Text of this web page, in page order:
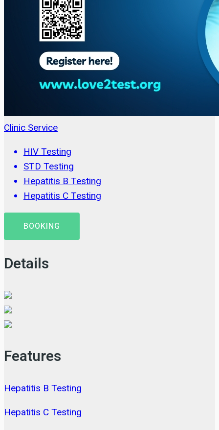
Clinic Service
HIV Testing
STD Testing
Hepatitis B Testing
Hepatitis C Testing
BOOKING
Details
Features
Hepatitis B Testing
Hepatitis C Testing